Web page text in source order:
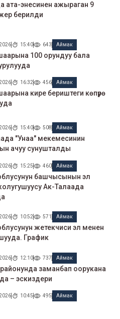
ата-энесинен ажыраган 9
берилди
15:40 643 Аймак
100 орундуу бала
16:32 456 Аймак
кире бериштеги көпүрө
15:40 508 Аймак
ачуу сунушталды
15:25 460 Аймак
башчысынын эл
Ак-Талаада
10:52 571 Аймак
жетекчиси эл менен
График
12:10 737 Аймак
заманбап оорукана
– эскиздери
10:45 495 Аймак